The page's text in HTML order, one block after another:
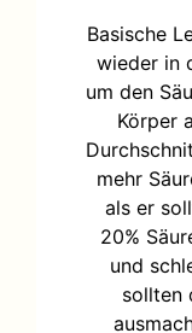
Basische
wieder in
um den
Körper
mehr
als er
20%
und
sollten